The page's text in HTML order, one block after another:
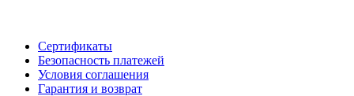
Сертификаты
Безопасность платежей
Условия соглашения
Гарантия и возврат